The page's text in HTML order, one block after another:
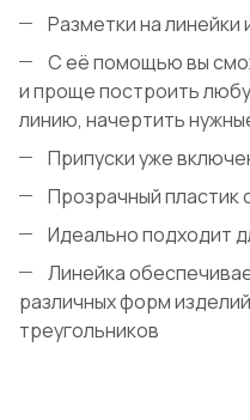
Разметки на линейки
С её помощью вы
и проще построить
линию, начертить
Припуски уже
Прозрачный
Идеально подходит
Линейка
различных форм
треугольников